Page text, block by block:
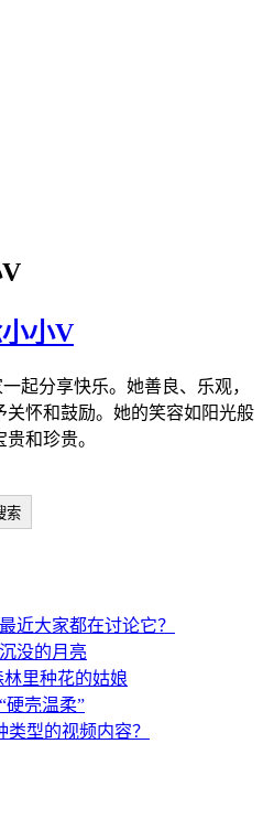
小V
起分享快乐。她善良、乐观，
怀和鼓励。她的笑容如阳光般
和珍贵。
索
近大家都在讨论它？
没的月亮
里种花的姑娘
硬壳温柔”
型的视频内容？